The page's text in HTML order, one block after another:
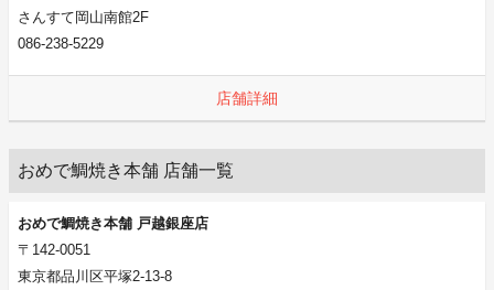
さんすて岡山南館2F
086-238-5229
店舗詳細
おめで鯛焼き本舗 店舗一覧
おめで鯛焼き本舗 戸越銀座店
〒142-0051
東京都品川区平塚2-13-8